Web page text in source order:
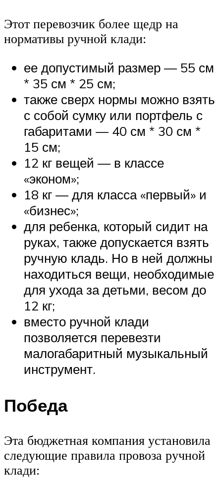
Этот перевозчик более щедр на
нормативы ручной клади:
ее допустимый размер — 55 см
* 35 см * 25 см;
также сверх нормы можно взять
с собой сумку или портфель с
габаритами — 40 см * 30 см *
15 см;
12 кг вещей — в классе
«эконом»;
18 кг — для класса «первый» и
«бизнес»;
для ребенка, который сидит на
руках, также допускается взять
ручную кладь. Но в ней должны
находиться вещи, необходимые
для ухода за детьми, весом до
12 кг;
вместо ручной клади
позволяется перевезти
малогабаритный музыкальный
инструмент.
Победа
Эта бюджетная компания установила
следующие правила провоза ручной
клади: